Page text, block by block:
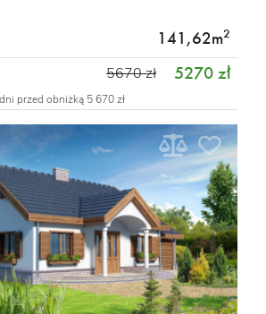
141,62m2
5270 zł
5670 zł
przed obniżką 5 670 zł